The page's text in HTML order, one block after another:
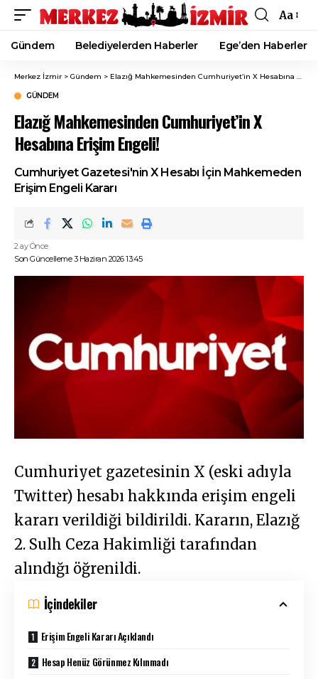
Font
Resizer
Aa
Gündem Belediyelerden Haberler Ege’den Haberler
Merkez İzmir > Gündem > Elazığ Mahkemesinden Cumhuriyet’in X Hesabına Erişim Engeli!
GÜNDEM
Elazığ Mahkemesinden Cumhuriyet’in X
Hesabına Erişim Engeli!
Cumhuriyet Gazetesi'nin X Hesabı İçin Mahkemeden
Erişim Engeli Kararı
Son Güncelleme 3 Haziran 2026 13:45
2 ay Önce
Cumhuriyet gazetesinin X (eski adıyla
Twitter) hesabı hakkında erişim engeli
kararı verildiği bildirildi. Kararın, Elazığ
2. Sulh Ceza Hakimliği tarafından
alındığı öğrenildi.
İçindekiler
Erişim Engeli Kararı Açıklandı
Hesap Henüz Görünmez Kılınmadı